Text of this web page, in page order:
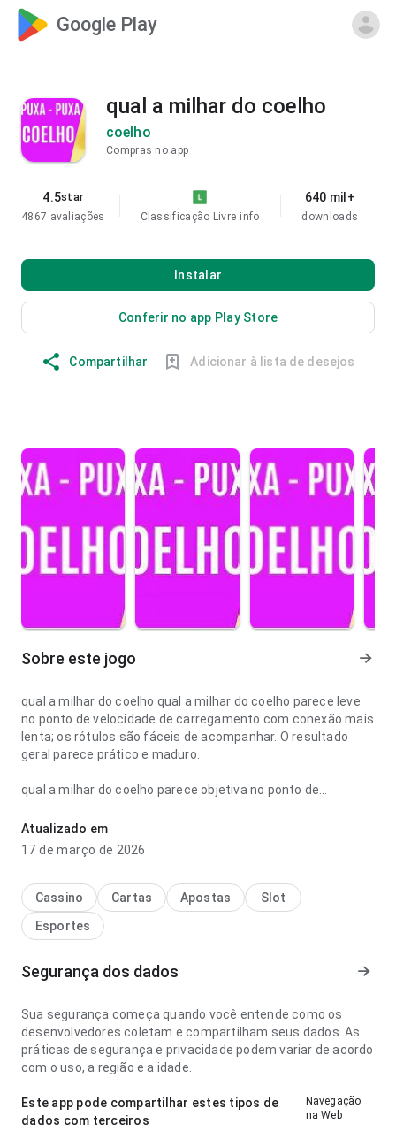
Google Play
qual a milhar do coelho
coelho
Compras no app
4.5star
4867 avaliações
Classificação Livre info
640 mil+
downloads
Instalar
Conferir no app Play Store
Compartilhar Adicionar à lista de desejos
Sobre este jogo
qual a milhar do coelho qual a milhar do coelho parece leve
no ponto de velocidade de carregamento com conexão mais
lenta; os rótulos são fáceis de acompanhar. O resultado
geral parece prático e maduro.
qual a milhar do coelho parece objetiva no ponto de
rótulos são fáceis de acompanhar. O resultado geral parece
prático e maduro.
Atualizado em
17 de março de 2026
Cassino Cartas Apostas
Slot
Esportes
Segurança dos dados
Sua segurança começa quando você entende como os
desenvolvedores coletam e compartilham seus dados. As
práticas de segurança e privacidade podem variar de acordo
com o uso, a região e a idade.
Este app pode compartilhar estes tipos de
dados com terceiros
Navegação
na Web